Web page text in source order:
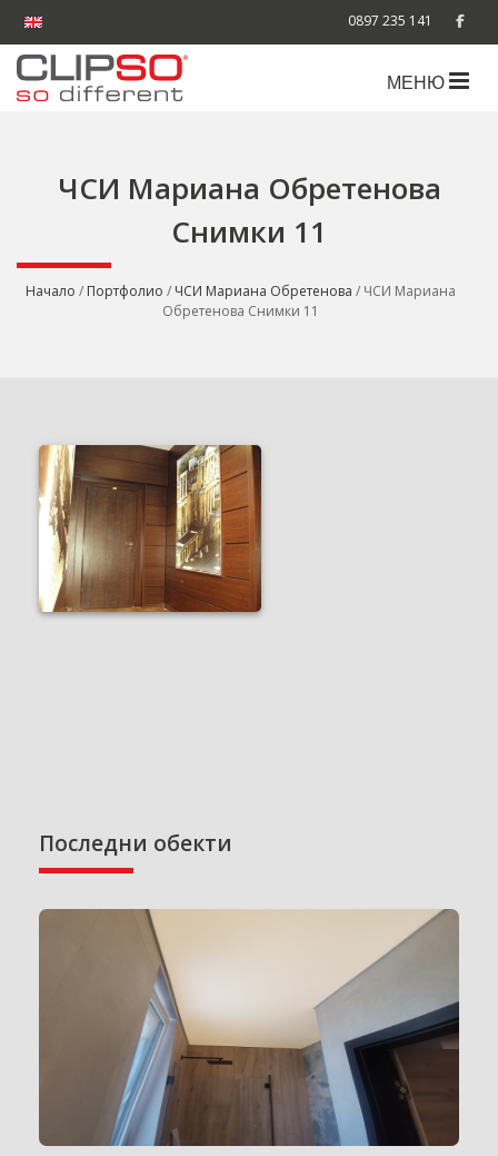
0897 235 141
МЕНЮ
ЧСИ Мариана Обретенова
Снимки 11
Начало / Портфолио / ЧСИ Мариана Обретенова / ЧСИ Мариана
Обретенова Снимки 11
Последни обекти